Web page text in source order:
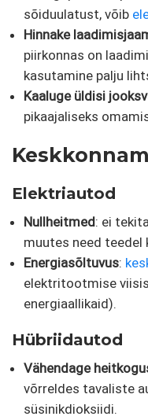
sõiduulatust, võib
Hinnake
piirkonnas on
kasutamine palju
Kaaluge üldisi
pikaajaliseks
Elektriautod
Nullheitmed: ei
muutes need teedel
Energiasõltuvus:
elektritootmise
energiaallikaid).
Hübriidautod
Vähendage
võrreldes tavaliste
süsinikdioksiidi.